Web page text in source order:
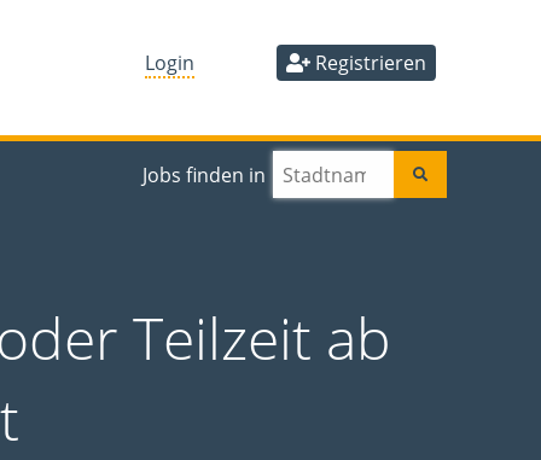
Login Registrieren
Jobs finden in
Teilzeit ab